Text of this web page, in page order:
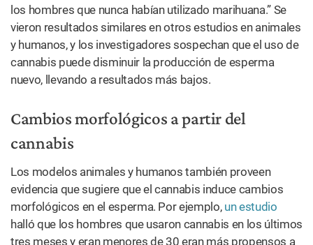
los hombres que nunca habían utilizado marihuana.” Se
vieron resultados similares en otros estudios en animales
y humanos, y los investigadores sospechan que el uso de
cannabis puede disminuir la producción de esperma
nuevo, llevando a resultados más bajos.
Cambios morfológicos a partir del
cannabis
Los modelos animales y humanos también proveen
evidencia que sugiere que el cannabis induce cambios
morfológicos en el esperma. Por ejemplo, un estudio
halló que los hombres que usaron cannabis en los últimos
tres meses y eran menores de 30 eran más propensos a